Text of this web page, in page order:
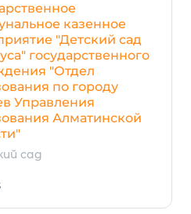
казенное
"Детский сад
государственного
"Отдел
по городу
Управления
Алматинской
сад